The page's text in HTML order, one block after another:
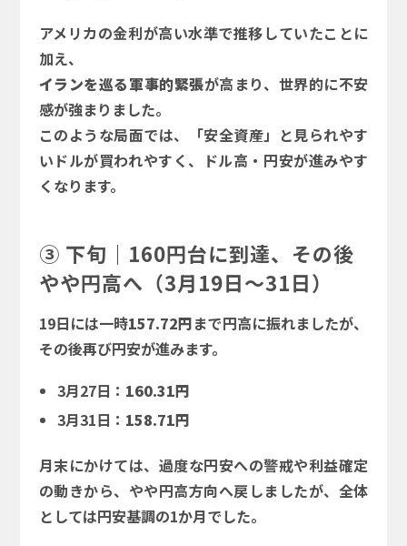
アメリカの金利が高い水準で推移していたことに
加え、
イランを巡る軍事的緊張が高まり、世界的に不安
感が強まりました。
このような局面では、「安全資産」と見られやす
いドルが買われやすく、ドル高・円安が進みやす
くなります。
③ 下旬｜160円台に到達、その後
やや円高へ（3月19日～31日）
19日には一時157.72円まで円高に振れましたが、
その後再び円安が進みます。
3月27日： 160.31円
3月31日： 158.71円
月末にかけては、過度な円安への警戒や利益確定
の動きから、やや円高方向へ戻しましたが、全体
としては円安基調の1か月でした。